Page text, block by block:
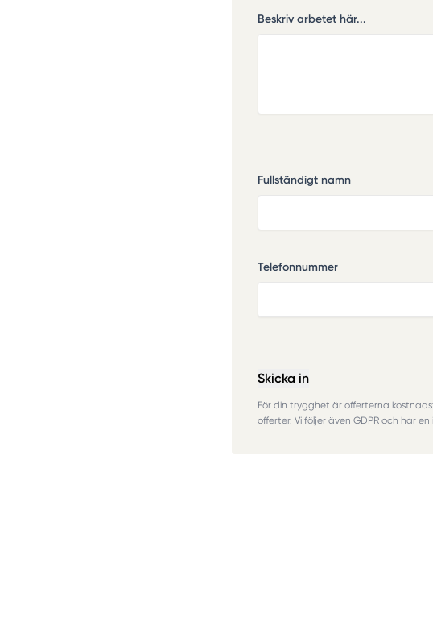
Beskriv arbetet här...
Fullständigt namn
Telefonnummer
Skicka in
För din trygghet är offerterna
offerter. Vi följer även GDPR och har